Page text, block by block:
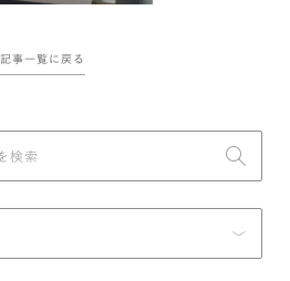
記事一覧に戻る